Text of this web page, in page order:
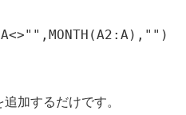
<>"" , MONTH (A2:A ) , "" )
加するだけです。